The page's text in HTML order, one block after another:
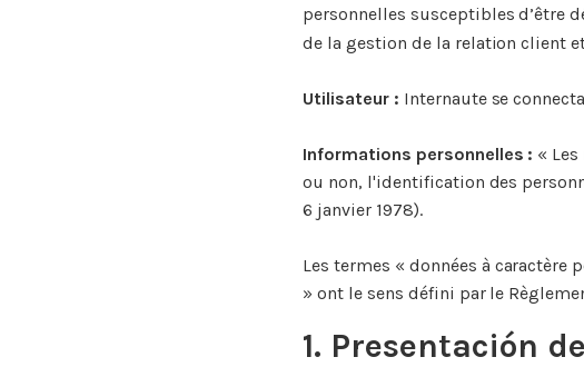
personnelles susceptibles d’être
de la gestion de la relation client
Utilisateur : Internaute se
Informations personnelles : «
ou non, l'identification des
6 janvier 1978).
Les termes « données à caractère
» ont le sens défini par le
1. Presentación